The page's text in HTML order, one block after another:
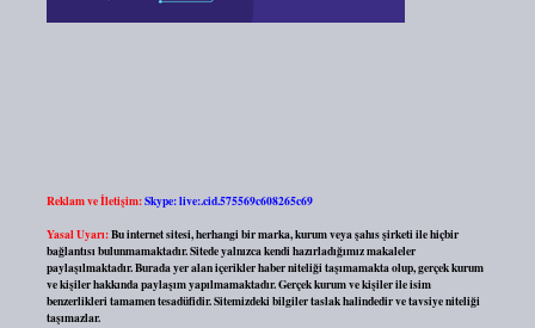
Reklam ve İletişim:Skype: live:.cid.575569c608265c69
Yasal Uyarı:Bu internet sitesi, herhangi bir marka, kurum veya şahıs şirketi ile hiçbir
bağlantısı bulunmamaktadır. Sitede yalnızca kendi hazırladığımız makaleler
paylaşılmaktadır. Burada yer alan içerikler haber niteliği taşımamakta olup, gerçek kurum
ve kişiler hakkında paylaşım yapılmamaktadır. Gerçek kurum ve kişiler ile isim
benzerlikleri tamamen tesadüfidir. Sitemizdeki bilgiler taslak halindedir ve tavsiye niteliği
taşımazlar.